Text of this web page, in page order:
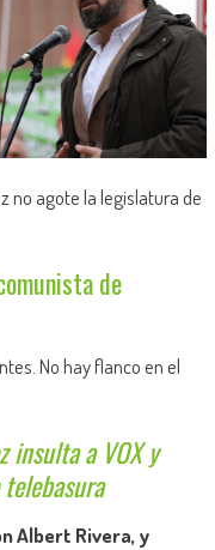
no agote la legislatura de
de
No hay flanco en el
insulta a VOX y
Albert Rivera, y